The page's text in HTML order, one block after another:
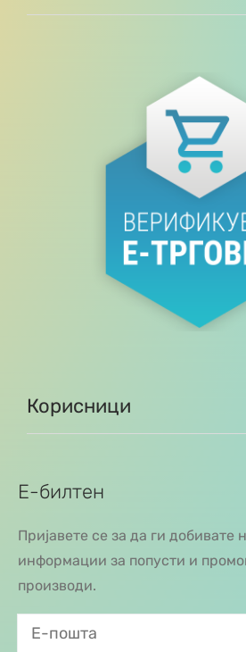
Корисници
Е-билтен
Пријавете се за да ги добивате
информации за попусти и
производи.